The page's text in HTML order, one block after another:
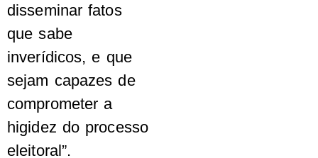
disseminar fatos
que sabe
inverídicos, e que
sejam capazes de
comprometer a
higidez do processo
eleitoral”.